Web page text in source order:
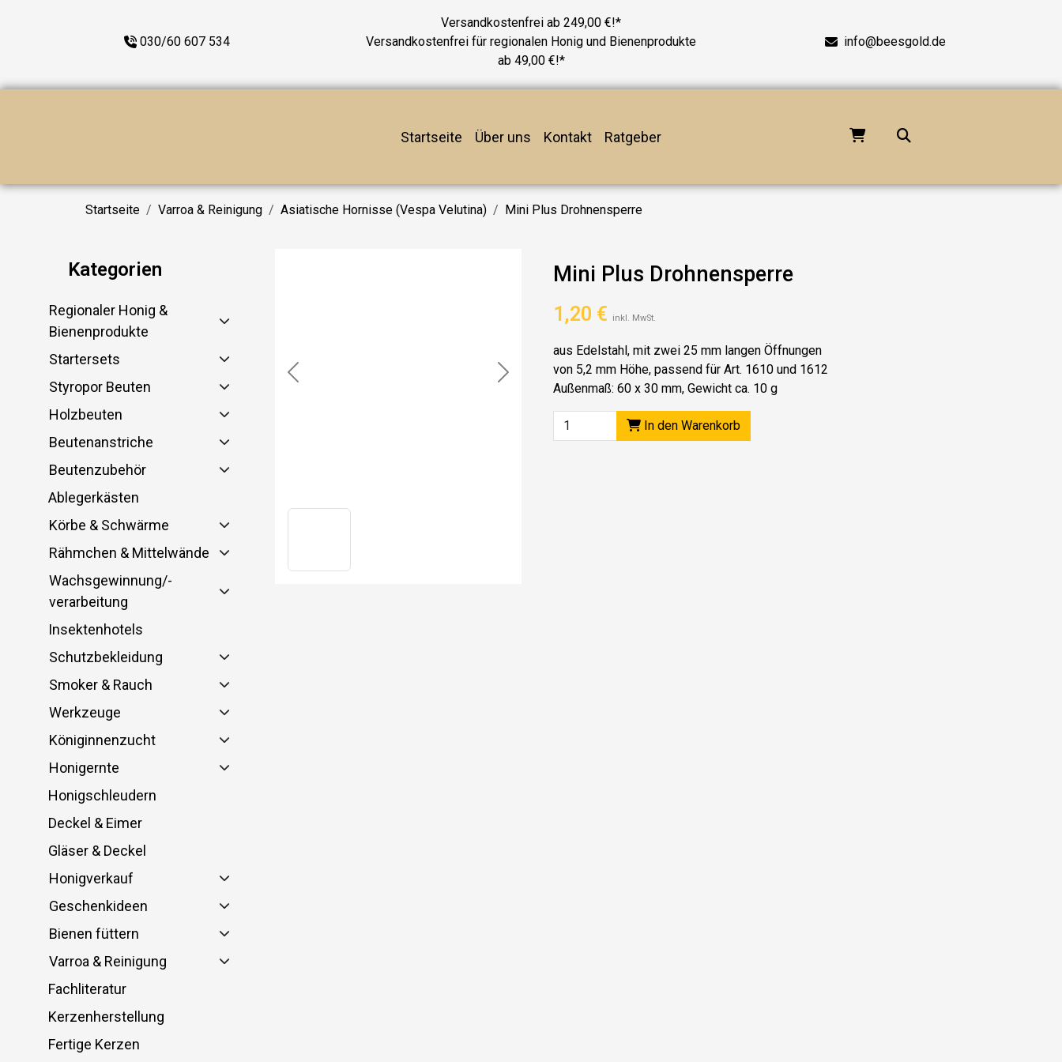
030/60 607 534
Versandkostenfrei ab 249,00 €!*
Versandkostenfrei für regionalen Honig und Bienenprodukte
ab 49,00 €!*
info@beesgold.de
Startseite Über uns Kontakt Ratgeber
Startseite Varroa & Reinigung Asiatische Hornisse (Vespa Velutina) Mini Plus Drohnensperre
Kategorien
Regionaler Honig &
Bienenprodukte
Startersets
Styropor Beuten
Holzbeuten
Beutenanstriche
Beutenzubehör
Ablegerkästen
Körbe & Schwärme
Rähmchen & Mittelwände
Wachsgewinnung/-
verarbeitung
Insektenhotels
Schutzbekleidung
Smoker & Rauch
Werkzeuge
Königinnenzucht
Honigernte
Honigschleudern
Deckel & Eimer
Gläser & Deckel
Honigverkauf
Geschenkideen
Bienen füttern
Varroa & Reinigung
Fachliteratur
Kerzenherstellung
Fertige Kerzen
Previous Next
Mini Plus Drohnensperre
1,20 € inkl. MwSt.
aus Edelstahl, mit zwei 25 mm langen Öffnungen
von 5,2 mm Höhe, passend für Art. 1610 und 1612
Außenmaß: 60 x 30 mm, Gewicht ca. 10 g
In den Warenkorb